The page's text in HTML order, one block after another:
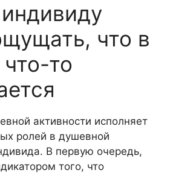
что в
то
активности исполняет
ролей в душевной
В первую очередь,
того, что